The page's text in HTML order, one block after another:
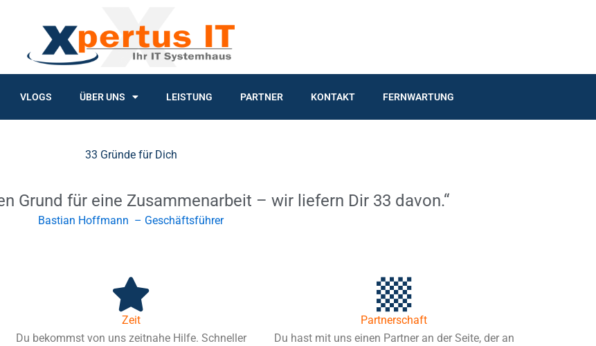
VLOGS ÜBER UNS LEISTUNG PARTNER KONTAKT FERNWARTUNG
33 Gründe für Dich
Grund für eine Zusammenarbeit – wir liefern Dir 33 davon.“
Bastian Hoffmann – Geschäftsführer
Zeit
Du bekommst von uns zeitnahe Hilfe. Schneller
Partnerschaft
Du hast mit uns einen Partner an der Seite, der an